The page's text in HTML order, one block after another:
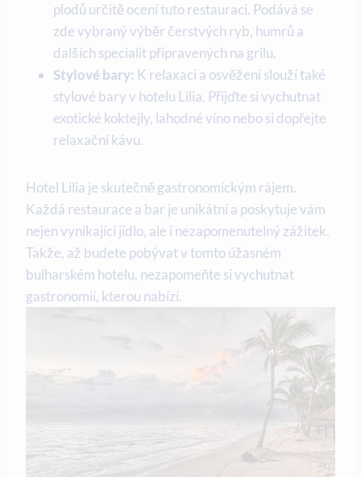
plodů určitě ocení tuto restauraci. Podává se
zde vybraný výběr čerstvých ryb, humrů a
dalších specialit připravených na grilu.
Stylové bary: K relaxaci a osvěžení slouží také
stylové bary v hotelu Lilia. Přijďte si vychutnat
exotické koktejly, lahodné víno nebo si dopřejte
relaxační kávu.
Hotel Lilia je skutečně gastronomickým rájem.
Každá restaurace a bar je unikátní a poskytuje vám
nejen vynikající jídlo, ale i nezapomenutelný zážitek.
Takže, až budete pobývat v tomto úžasném
bulharském hotelu, nezapomeňte si vychutnat
gastronomií, kterou nabízí.